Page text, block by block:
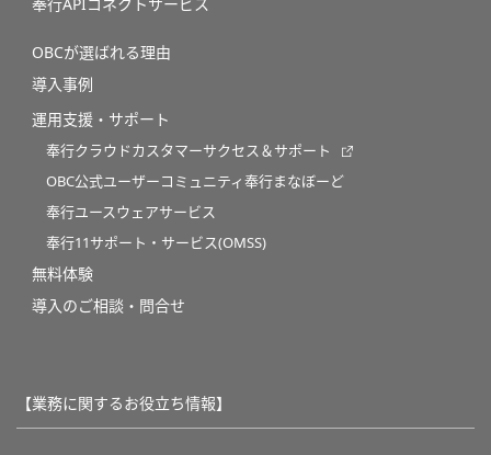
奉行APIコネクトサービス
OBCが選ばれる理由
導入事例
運用支援・サポート
奉行クラウドカスタマーサクセス＆サポート
OBC公式ユーザーコミュニティ奉行まなぼーど
奉行ユースウェアサービス
奉行11サポート・サービス(OMSS)
無料体験
導入のご相談・問合せ
【業務に関するお役立ち情報】